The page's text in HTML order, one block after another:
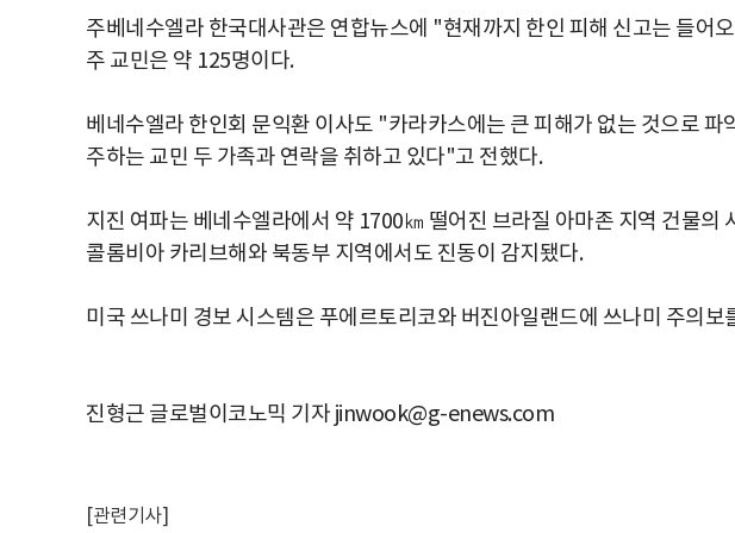
주베네수엘라 한국대사관은 연합뉴스에 "현재까지 한인 피해 신고는 들어
주 교민은 약 125명이다.
베네수엘라 한인회 문익환 이사도 "카라카스에는 큰 피해가 없는 것으로 파
주하는 교민 두 가족과 연락을 취하고 있다"고 전했다.
지진 여파는 베네수엘라에서 약 1700㎞ 떨어진 브라질 아마존 지역 건물의
콜롬비아 카리브해와 북동부 지역에서도 진동이 감지됐다.
미국 쓰나미 경보 시스템은 푸에르토리코와 버진아일랜드에 쓰나미 주의보
진형근 글로벌이코노믹 기자 jinwook@g-enews.com
[관련기사]